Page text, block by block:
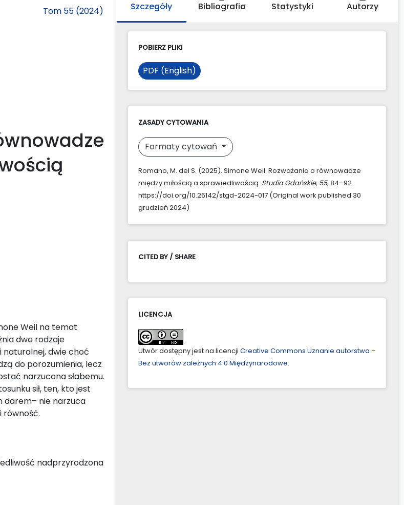
Tom 55 (2024)
Weil na temat
dwa rodzaje
naturalnej, dwie choć
do porozumienia, lecz
narzucona słabemu.
sił, ten, kto jest
darem– nie narzuca
równość.
nadprzyrodzona
Szczegóły Bibliografia Statystyki Autorzy
POBIERZ PLIKI
PDF (English)
ZASADY CYTOWANIA
Formaty cytowań
Romano, M. del S. (2025). Simone Weil: Rozważania o równowadze
między miłością a sprawiedliwością. Studia Gdańskie, 55, 84–92.
https://doi.org/10.26142/stgd-2024-017 (Original work published 30
grudzień 2024)
CITED BY / SHARE
LICENCJA
Utwór dostępny jest na licencji Creative Commons Uznanie autorstwa –
Bez utworów zależnych 4.0 Międzynarodowe.